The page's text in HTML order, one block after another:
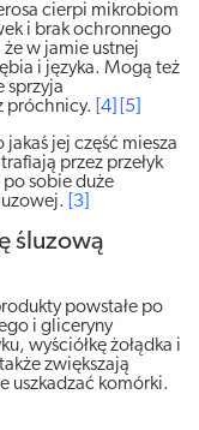
cierpi mikrobiom
i brak ochronnego
w jamie ustnej
i języka. Mogą też
sprzyja
próchnicy. [4]
[5]
jej część miesza
przez przełyk
sobie duże
[3]
śluzową
powstałe po
i gliceryny
wyściółkę żołądka i
zwiększają
uszkadzać komórki.